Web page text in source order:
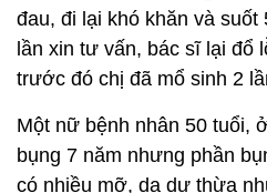
đau, đi lại khó khăn và suốt
lần xin tư vấn, bác sĩ lại đổ
trước đó chị đã mổ sinh 2
Một nữ bệnh nhân 50 tuổi,
bụng 7 năm nhưng phần
có nhiều mỡ, da dư thừa